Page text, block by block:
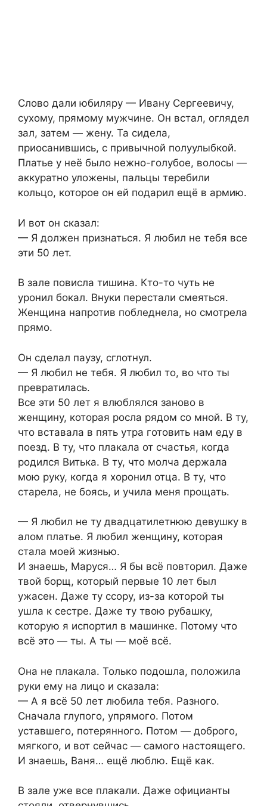
Слово дали юбиляру — Ивану Сергеевичу,
сухому, прямому мужчине. Он встал, оглядел
зал, затем — жену. Та сидела,
приосанившись, с привычной полуулыбкой.
Платье у неё было нежно-голубое, волосы —
аккуратно уложены, пальцы теребили
кольцо, которое он ей подарил ещё в армию.
И вот он сказал:
— Я должен признаться. Я любил не тебя все
эти 50 лет.
В зале повисла тишина. Кто-то чуть не
уронил бокал. Внуки перестали смеяться.
Женщина напротив побледнела, но смотрела
прямо.
Он сделал паузу, сглотнул.
— Я любил не тебя. Я любил то, во что ты
превратилась.
Все эти 50 лет я влюблялся заново в
женщину, которая росла рядом со мной. В ту,
что вставала в пять утра готовить нам еду в
поезд. В ту, что плакала от счастья, когда
родился Витька. В ту, что молча держала
мою руку, когда я хоронил отца. В ту, что
старела, не боясь, и учила меня прощать.
— Я любил не ту двадцатилетнюю девушку в
алом платье. Я любил женщину, которая
стала моей жизнью.
И знаешь, Маруся… Я бы всё повторил. Даже
твой борщ, который первые 10 лет был
ужасен. Даже ту ссору, из-за которой ты
ушла к сестре. Даже ту твою рубашку,
которую я испортил в машинке. Потому что
всё это — ты. А ты — моё всё.
Она не плакала. Только подошла, положила
руки ему на лицо и сказала:
— А я всё 50 лет любила тебя. Разного.
Сначала глупого, упрямого. Потом
уставшего, потерянного. Потом — доброго,
мягкого, и вот сейчас — самого настоящего.
И знаешь, Ваня… ещё люблю. Ещё как.
В зале уже все плакали. Даже официанты